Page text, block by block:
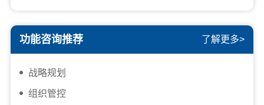
功能咨询推荐 了解更多>
战略规划
组织管控